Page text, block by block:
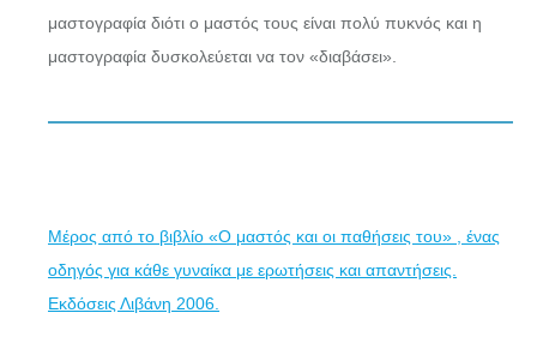
μαστογραφία διότι ο μαστός τους είναι πολύ πυκνός και η
μαστογραφία δυσκολεύεται να τον «διαβάσει».
Μέρος από το βιβλίο «Ο μαστός και οι παθήσεις του» , ένας
οδηγός για κάθε γυναίκα με ερωτήσεις και απαντήσεις.
Εκδόσεις Λιβάνη 2006.